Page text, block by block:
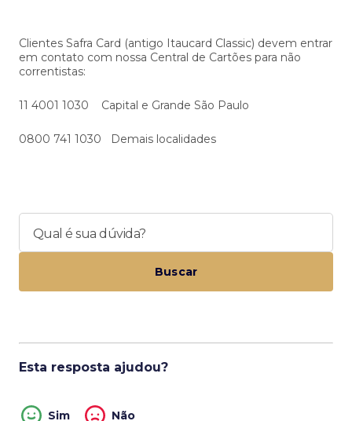
Clientes Safra Card (antigo Itaucard Classic) devem entrar
em contato com nossa Central de Cartões para não
correntistas:
11 4001 1030 Capital e Grande São Paulo
0800 741 1030 Demais localidades
Qual é sua dúvida?
Buscar
Esta resposta ajudou?
Sim Não